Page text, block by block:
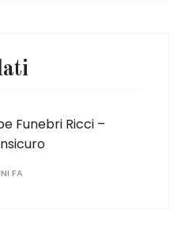
Funebri Ricci –
FA